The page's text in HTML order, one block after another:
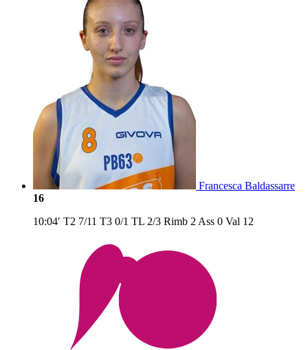
Francesca Baldassarre
16
10:04′ T2 7/11 T3 0/1 TL 2/3 Rimb 2 Ass 0 Val 12